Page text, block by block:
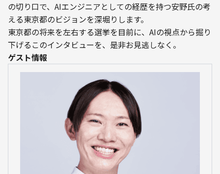
の切り口で、AIエンジニアとしての経歴を持つ安野氏の考
える東京都のビジョンを深堀りします。
東京都の将来を左右する選挙を目前に、AIの視点から掘り
下げるこのインタビューを、是非お見逃しなく。
ゲスト情報